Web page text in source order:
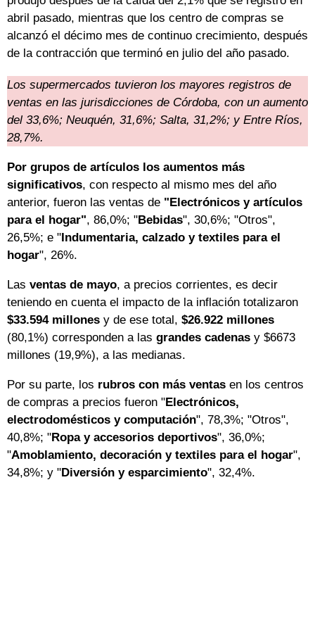
abril pasado, mientras que los centro de compras se
alcanzó el décimo mes de continuo crecimiento, después
de la contracción que terminó en julio del año pasado.
Los supermercados tuvieron los mayores registros de
ventas en las jurisdicciones de Córdoba, con un aumento
del 33,6%; Neuquén, 31,6%; Salta, 31,2%; y Entre Ríos,
28,7%.
Por grupos de artículos los aumentos más
significativos, con respecto al mismo mes del año
anterior, fueron las ventas de "Electrónicos y artículos
para el hogar", 86,0%; "Bebidas", 30,6%; "Otros",
26,5%; e "Indumentaria, calzado y textiles para el
hogar", 26%.
Las ventas de mayo, a precios corrientes, es decir
teniendo en cuenta el impacto de la inflación totalizaron
$33.594 millones y de ese total, $26.922 millones
(80,1%) corresponden a las grandes cadenas y $6673
millones (19,9%), a las medianas.
Por su parte, los rubros con más ventas en los centros
de compras a precios fueron "Electrónicos,
electrodomésticos y computación", 78,3%; "Otros",
40,8%; "Ropa y accesorios deportivos", 36,0%;
"Amoblamiento, decoración y textiles para el hogar",
34,8%; y "Diversión y esparcimiento", 32,4%.